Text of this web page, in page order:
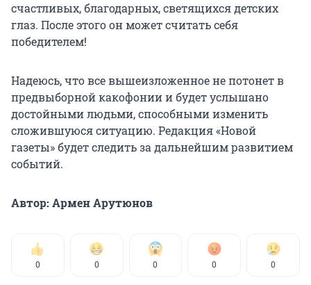
счастливых, благодарных, светящихся детских
глаз. После этого он может считать себя
победителем!
Надеюсь, что все вышеизложенное не потонет в
предвыборной какофонии и будет услышано
достойными людьми, способными изменить
сложившуюся ситуацию. Редакция «Новой
газеты» будет следить за дальнейшим развитием
событий.
Автор: Армен Арутюнов
0 0 0 0 0